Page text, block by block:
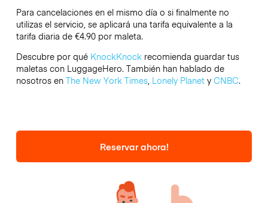
Para cancelaciones en el mismo día o si finalmente no
utilizas el servicio, se aplicará una tarifa equivalente a la
tarifa diaria de €4.90 por maleta.
Descubre por qué KnockKnockrecomienda guardar tus
maletas con LuggageHero. También han hablado de
nosotros en The New York Times, Lonely Planety CNBC.
Reservar ahora!